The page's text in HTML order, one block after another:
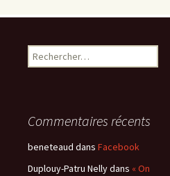
Rechercher :
Commentaires récents
beneteaud dans Facebook
Duplouy-Patru Nellydans « On